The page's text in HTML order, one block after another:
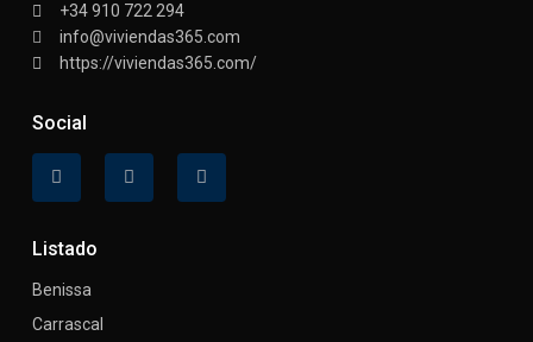
+34 910 722 294
info@viviendas365.com
https://viviendas365.com/
Social
Listado
Benissa
Carrascal